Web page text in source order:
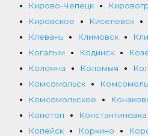
Кирово-Чепецк
Кировское
Киселевск
Клевань
Климовск
Когалым
Кодинск
Коломна
Коломыя
Комсомольск
Комсомольское
Конотоп
Константиновка
Копейск
Коркино